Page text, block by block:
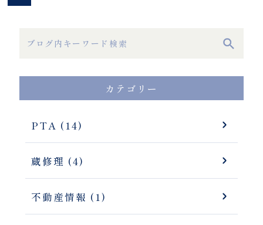
カテゴリー
PTA (14)
蔵修理 (4)
不動産情報 (1)